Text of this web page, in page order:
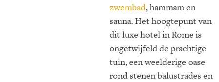
zwembad, hammam en
sauna. Het hoogtepunt van
dit luxe hotel in Rome is
ongetwijfeld de prachtige
tuin, een weelderige oase
rond stenen balustrades en